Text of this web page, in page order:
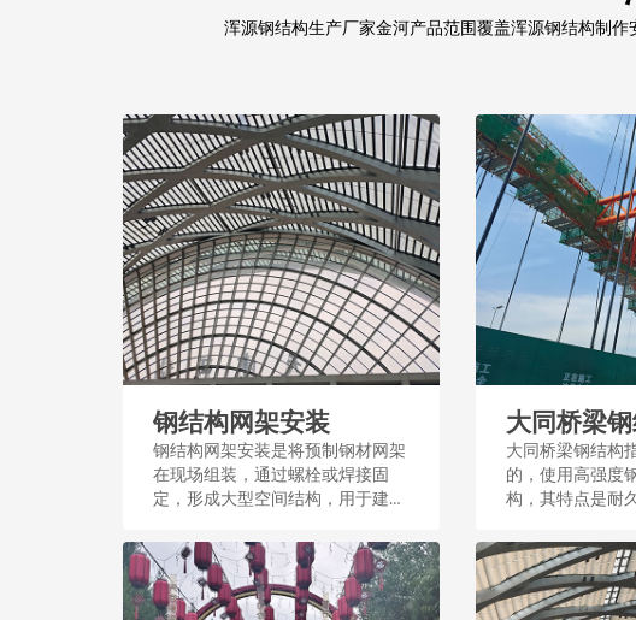
浑源钢结构生产厂家金河产品范围覆盖浑源钢结构制
钢结构网架安装
钢结构网架安装是将预制钢材网架
在现场组装，通过螺栓或焊接固
定，形成大型空间结构，用于建筑
量和精密施工，确保结构稳定和安
全。...
大同桥梁
大同桥梁钢结构
的，使用高强度
构，其特点是耐
施建设。...